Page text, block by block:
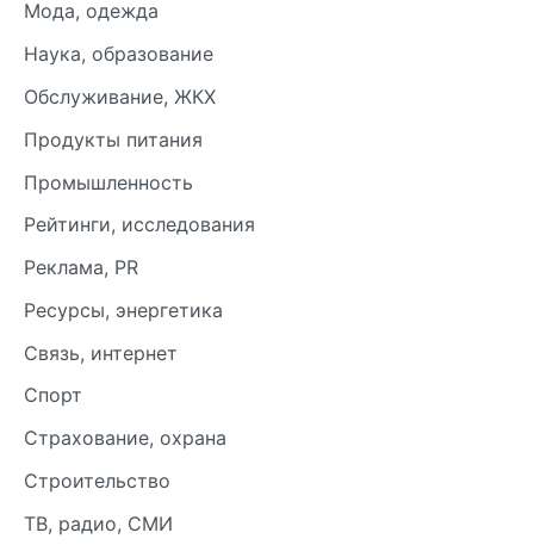
Мода, одежда
Наука, образование
Обслуживание, ЖКХ
Продукты питания
Промышленность
Рейтинги, исследования
Реклама, PR
Ресурсы, энергетика
Связь, интернет
Спорт
Страхование, охрана
Строительство
ТВ, радио, СМИ